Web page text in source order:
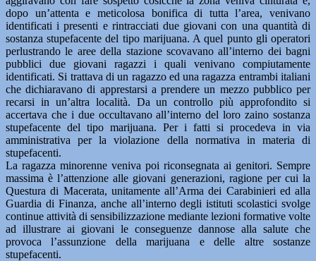
dopo un’attenta e meticolosa bonifica di tutta l’area, venivano
identificati i presenti e rintracciati due giovani con una quantità di
sostanza stupefacente del tipo marijuana. A quel punto gli operatori
perlustrando le aree della stazione scovavano all’interno dei bagni
pubblici due giovani ragazzi i quali venivano compiutamente
identificati. Si trattava di un ragazzo ed una ragazza entrambi italiani
che dichiaravano di apprestarsi a prendere un mezzo pubblico per
recarsi in un’altra località. Da un controllo più approfondito si
accertava che i due occultavano all’interno del loro zaino sostanza
stupefacente del tipo marijuana. Per i fatti si procedeva in via
amministrativa per la violazione della normativa in materia di
stupefacenti.
La ragazza minorenne veniva poi riconsegnata ai genitori. Sempre
massima è l’attenzione alle giovani generazioni, ragione per cui la
Questura di Macerata, unitamente all’Arma dei Carabinieri ed alla
Guardia di Finanza, anche all’interno degli istituti scolastici svolge
continue attività di sensibilizzazione mediante lezioni formative volte
ad illustrare ai giovani le conseguenze dannose alla salute che
provoca l’assunzione della marijuana e delle altre sostanze
stupefacenti.